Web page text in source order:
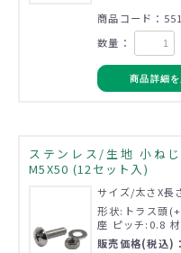
商品コード：
数量：
商品詳細を
ステンレス/生地 小ね
M5X50 (12セット入)
サイズ/太さX長
形状:トラス頭
座 ピッチ:0.8
販売価格(税込)